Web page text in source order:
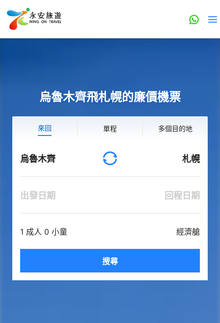
烏魯木齊飛札幌的廉價機票
來回 單程 多個目的地
烏魯木齊 札幌
出發日期 回程日期
1 成人 0 小童 經濟艙
搜尋